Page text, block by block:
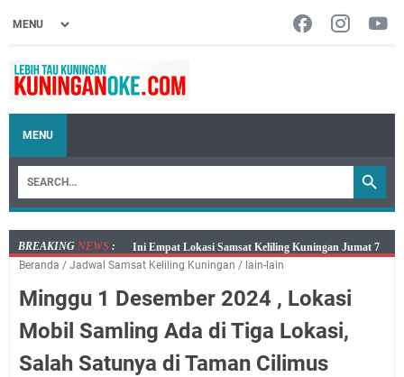
MENU
BREAKING NEWS :
Jumat 7 Agustus 2026 Mobil SIM Keliling Ada di
Kecamatan Sindangagung
Embun Pagi Jumat 8 Agustus 2026: Jika Keberkahan
Kelaparan Meskipun Memiliki Sekarung Penuh Uang
Salat Lima Waktu itu Bukan Cuma Kewajiban, Tapi
Beranda / Jadwal Samsat Keliling Kuningan / lain-lain
Minggu 1 Desember 2024 , Lokasi
Mobil Samling Ada di Tiga Lokasi,
Salah Satunya di Taman Cilimus